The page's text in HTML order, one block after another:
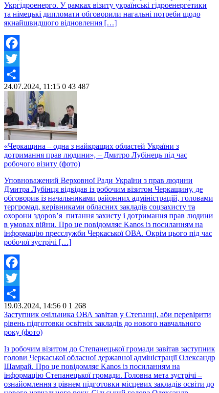
Укргідроенерго. У рамках візиту українські гідроенергетики
та німецькі дипломати обговорили нагальні потреби щодо
якнайшвидшого відновлення […]
Facebook
Twitter
Share
24.07.2024, 11:15 0 43 487
«Черкащина – одна з найкращих областей України з
дотримання прав людини», – Дмитро Лубінець під час
робочого візиту (фото)
Уповноважений Верховної Ради України з прав людини
Дмитра Лубінця відвідав із робочим візитом Черкащину, де
обговорив із начальниками районних адміністрацій, головами
тергромад, керівниками обласних закладів соцзахисту та
охорони здоров’я питання захисту і дотримання прав людини
в умовах війни. Про це повідомляє Kanos із посиланням на
інформацію пресслужби Черкаської ОВА. Окрім цього під час
робочої зустрічі […]
Facebook
Twitter
Share
19.03.2024, 14:56 0 1 268
Заступник очільника ОВА завітав у Степанці, аби перевірити
рівень підготовки освітніх закладів до нового навчального
року (фото)
Із робочим візитом до Степанецької громади завітав заступник
голови Черкаської обласної державної адміністрації Олександр
Шамрай. Про це повідомляє Kanos із посиланням на
інформацію Степанецької громади. Головна мета зустрічі –
ознайомлення з рівнем підготовки місцевих закладів освіти до